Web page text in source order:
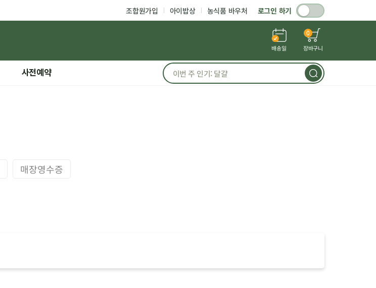
조합원가입 아이밥상 농식품 바우처 로그인 하기
배송일
0
장바구니
사전예약
매장영수증